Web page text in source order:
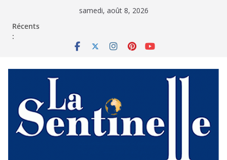
samedi, août 8, 2026
Récents
: